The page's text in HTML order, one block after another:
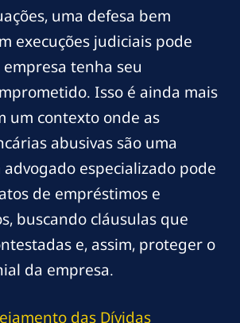
uma defesa bem
execuções judiciais pode
tenha seu
Isso é ainda mais
um contexto onde as
abusivas são uma
especializado pode
de empréstimos e
buscando cláusulas que
e, assim, proteger o
da empresa.
das Dívidas